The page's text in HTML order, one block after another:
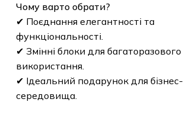
Чому варто обрати?
✔ Поєднання елегантності та
функціональності.
✔ Змінні блоки для багаторазового
використання.
✔ Ідеальний подарунок для бізнес-
середовища.